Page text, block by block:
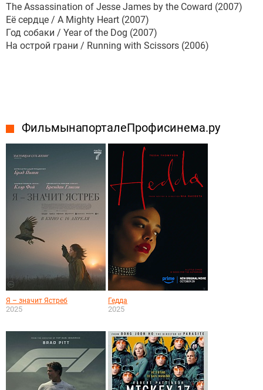
The Assassination of Jesse James by the Coward (2007)
Её сердце / A Mighty Heart (2007)
Год собаки / Year of the Dog (2007)
На острой грани / Running with Scissors (2006)
Фильмы на портале Профисинема.ру
Я – значит Ястреб
2025
Гедда
2025